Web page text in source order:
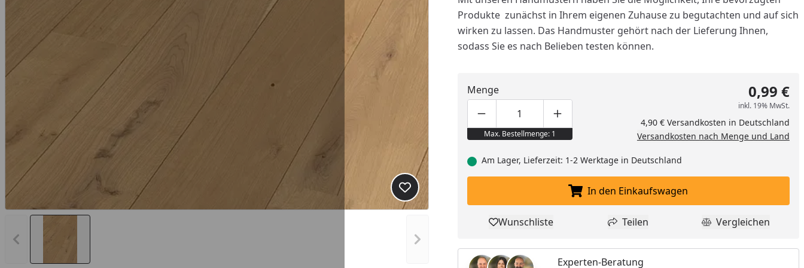
Vorheriges Bild anzeigen Nächstes Bild anzeigen
Produkt zur Wunschliste hinzufügen
Produkte zunächst in Ihrem eigenen Zuhause zu begutachten und auf sich
wirken zu lassen. Das Handmuster gehört nach der Lieferung Ihnen,
sodass Sie es nach Belieben testen können.
Menge
Produktmenge um eins verringern
Produktmenge manuell eingeben
Produktmenge um eins erhöhen
Max. Bestellmenge: 1
0,99 €
inkl. 19% MwSt.
4,90 € Versandkosten in Deutschland
Versandkosten nach Menge und Land
Am Lager, Lieferzeit: 1-2 Werktage in Deutschland
In den Einkaufswagen legen
In den Einkaufswagen
Produkt zur Wunschliste hinzufügen
Wunschliste Teilen
Teilen Produkt
Vergleichen
Experten-Beratung